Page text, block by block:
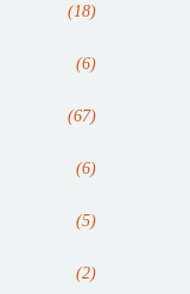
(18)
(6)
(67)
(6)
(5)
(2)